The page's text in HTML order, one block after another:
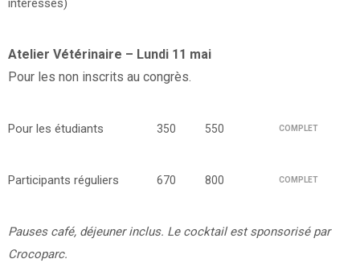
intéressés)
Atelier Vétérinaire – Lundi 11 mai
Pour les non inscrits au congrès.
Pour les étudiants 350 550 COMPLET
Participants réguliers 670 800 COMPLET
Pauses café, déjeuner inclus. Le cocktail est sponsorisé par
Crocoparc.